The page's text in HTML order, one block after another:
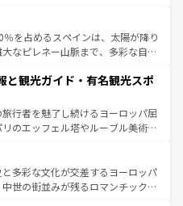
い田園風景やアマルフィ海岸の絶
せない。観光の合間には、本場の
のイタリア料理を堪能することも
、忘れられない旅をしてみよう！
報は
を占めるスペインは、太陽が降り
なピレネー山脈まで、多彩な自然
、情熱的なフラメンコ、熱気あふ
いタパスが生活の一部となってい
練された雰囲気や、バルセロナの
、地方では古代ローマ遺跡や中世
や気候が異なるスペインはその個
性で訪れる人を魅了する。 なお、新着のスペイン情報は コ
ほしい。
と観光ガイド・有名観光スポ
行者を魅了し続けるヨーロッパ屈
のエッフェル塔やルーブル美術館
ている。華麗な宮殿、歴史的な大
して豊かな自然が、訪れる者を心
ランスは美食の国としても知ら
多彩な文化が交差するヨーロッパ
世の街並みが残るロマンチック街